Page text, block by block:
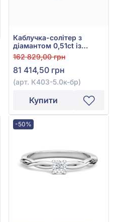
Каблучка-солітер з
діамантом 0,51ct із
червоного золота 585°,
арт. К403-5.0к-бр
162 829,00 грн
81 414,50 грн
(арт. К403-5.0к-бр)
Купити
-50%